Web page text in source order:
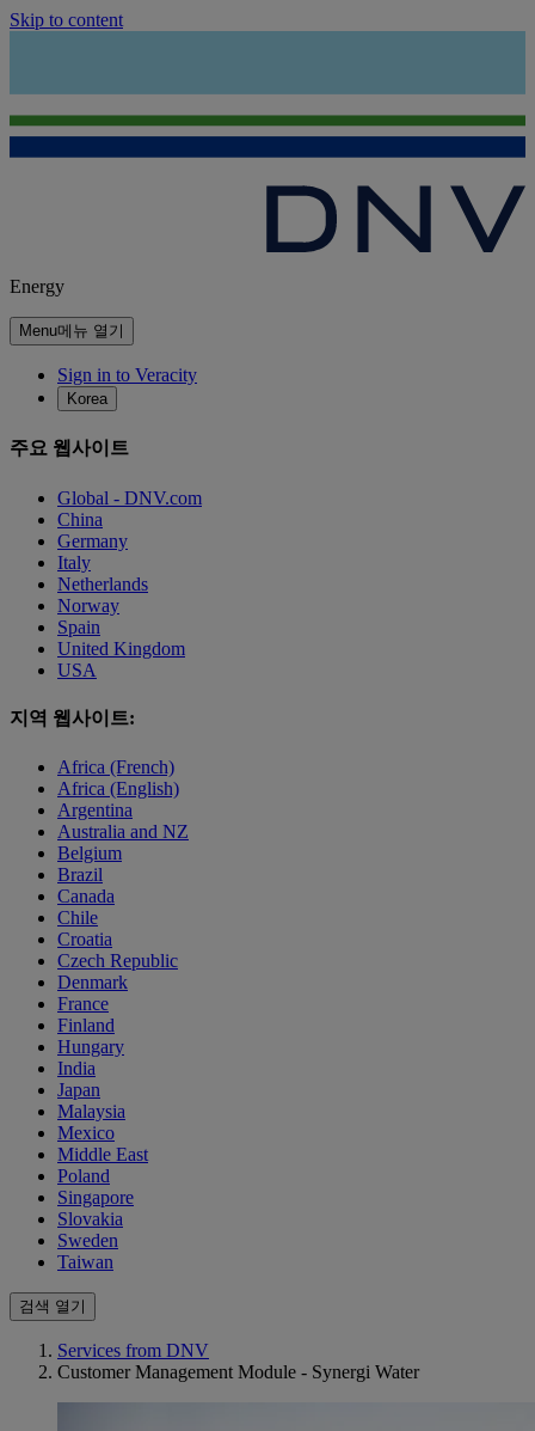
Skip to content
Energy
Menu메뉴 열기
Sign in to Veracity
Korea
주요 웹사이트
Global - DNV.com
China
Germany
Italy
Netherlands
Norway
Spain
United Kingdom
USA
지역 웹사이트:
Africa (French)
Africa (English)
Argentina
Australia and NZ
Belgium
Brazil
Canada
Chile
Croatia
Czech Republic
Denmark
France
Finland
Hungary
India
Japan
Malaysia
Mexico
Middle East
Poland
Singapore
Slovakia
Sweden
Taiwan
검색 열기
Services from DNV
Customer Management Module - Synergi Water